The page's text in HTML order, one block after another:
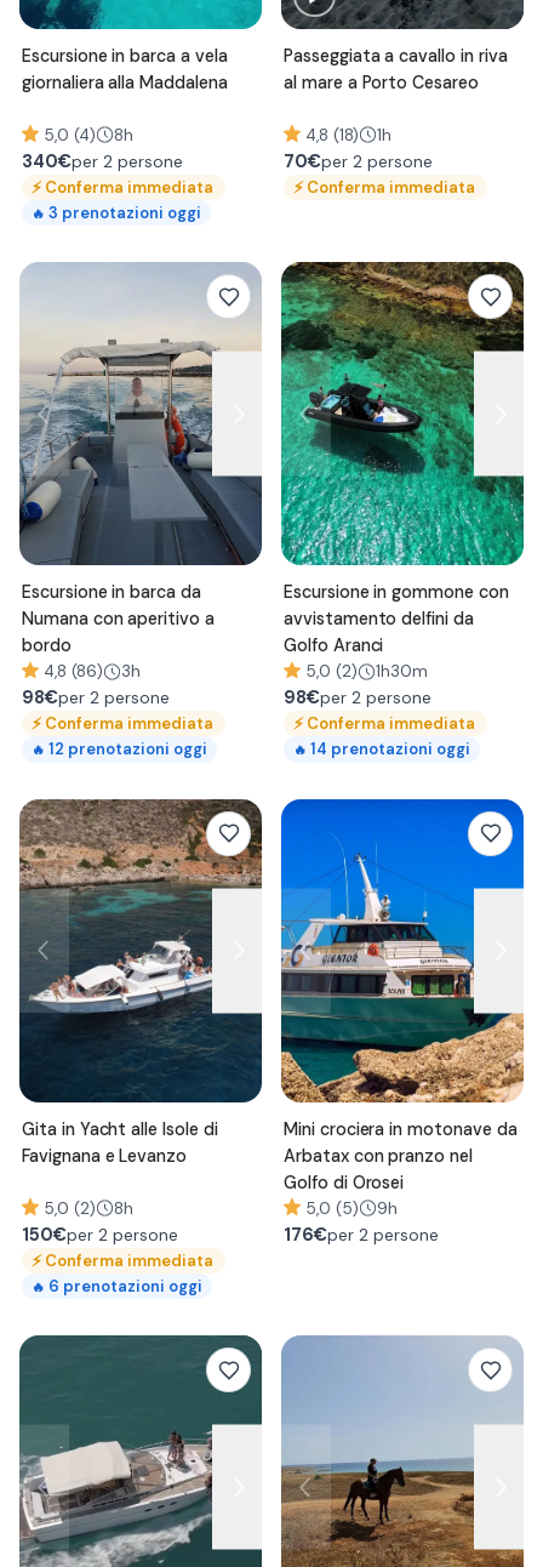
Escursione in barca a vela
giornaliera alla Maddalena
5,0 (4) 8h
340€per 2 persone
⚡Conferma immediata
🔥 3 prenotazioni oggi
Passeggiata a cavallo in riva
al mare a Porto Cesareo
4,8 (18) 1h
70€per 2 persone
⚡Conferma immediata
Escursione in barca da
Numana con aperitivo a
bordo
4,8 (86) 3h
98€per 2 persone
⚡Conferma immediata
🔥 12 prenotazioni oggi
Escursione in gommone con
avvistamento delfini da
Golfo Aranci
5,0 (2) 1h30m
98€per 2 persone
⚡Conferma immediata
🔥 14 prenotazioni oggi
Gita in Yacht alle Isole di
Favignana e Levanzo
5,0 (2) 8h
150€per 2 persone
⚡Conferma immediata
🔥 6 prenotazioni oggi
Mini crociera in motonave da
Arbatax con pranzo nel
Golfo di Orosei
5,0 (5) 9h
176€per 2 persone